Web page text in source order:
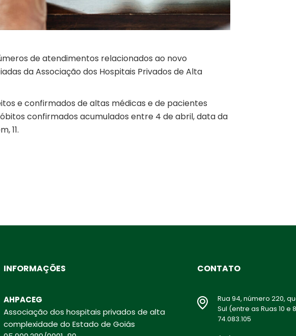
de atendimentos relacionados ao novo
da Associação dos Hospitais Privados de Alta
e confirmados de altas médicas e de pacientes
confirmados acumulados entre 4 de abril, data da
11.
INFORMAÇÕES
AHPACEG
Associação dos hospitais privados de alta
complexidade do Estado de Goiás
CONTATO
Rua 94, número 220,
Sul (entre as Ruas 10 e
74.083.105